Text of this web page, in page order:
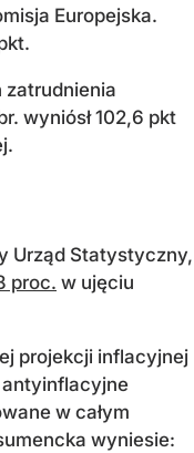
Europejska.
wyniósł 102,6 pkt
Urząd Statystyczny,
proc. w ujęciu
projekcji inflacyjnej
antyinflacyjne
w całym
wyniesie: